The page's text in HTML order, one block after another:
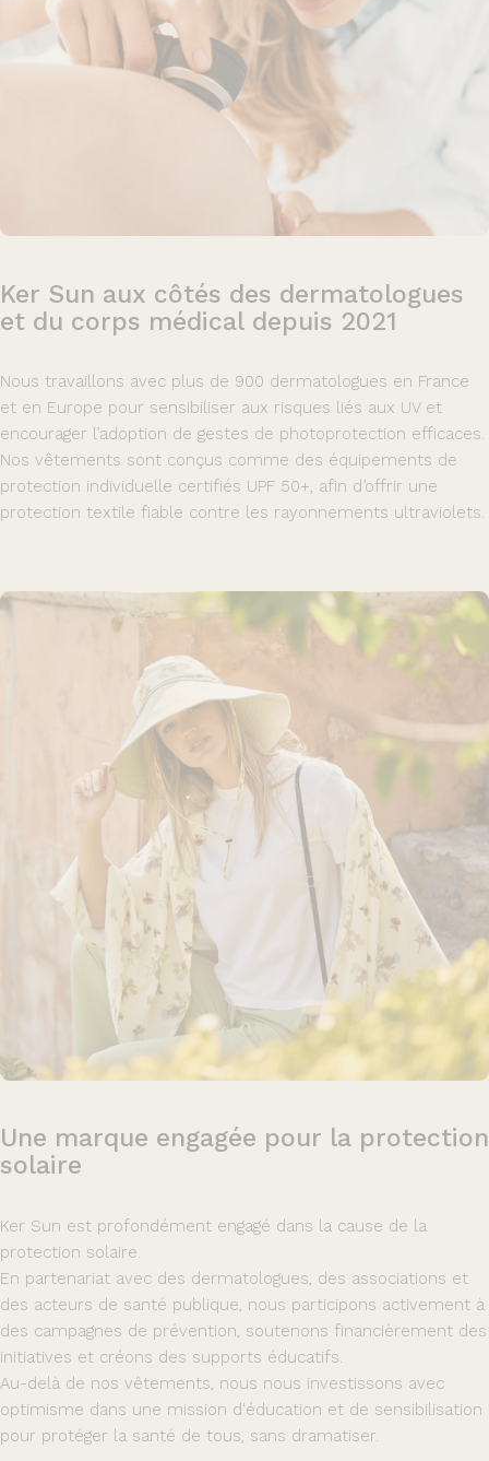
Ker Sun aux côtés des dermatologues
et du corps médical depuis 2021
Nous travaillons avec plus de 900 dermatologues en France
et en Europe pour sensibiliser aux risques liés aux UV et
encourager l’adoption de gestes de photoprotection efficaces.
Nos vêtements sont conçus comme des équipements de
protection individuelle certifiés UPF 50+, afin d’offrir une
protection textile fiable contre les rayonnements ultraviolets.
Une marque engagée pour la protection
solaire
Ker Sun est profondément engagé dans la cause de la
protection solaire.
En partenariat avec des dermatologues, des associations et
des acteurs de santé publique, nous participons activement à
des campagnes de prévention, soutenons financièrement des
initiatives et créons des supports éducatifs.
Au-delà de nos vêtements, nous nous investissons avec
optimisme dans une mission d'éducation et de sensibilisation
pour protéger la santé de tous, sans dramatiser.